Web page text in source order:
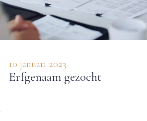
10 januari 2023
Erfgenaam gezocht